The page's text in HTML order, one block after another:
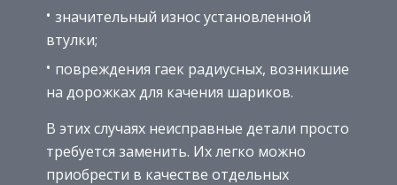
значительный износ установленной
втулки;
повреждения гаек радиусных, возникшие
на дорожках для качения шариков.
В этих случаях неисправные детали просто
требуется заменить. Их легко можно
приобрести в качестве отдельных